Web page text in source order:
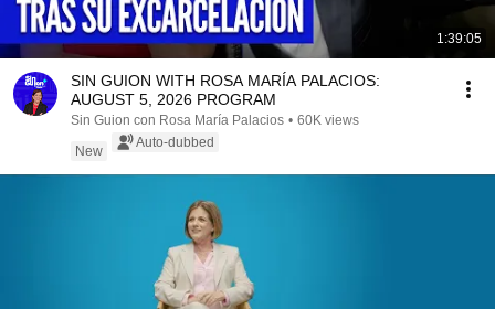
1:39:05
SIN GUION WITH ROSA MARÍA PALACIOS:
AUGUST 5, 2026 PROGRAM
Sin Guion con Rosa María Palacios • 60K views
New
Auto-dubbed